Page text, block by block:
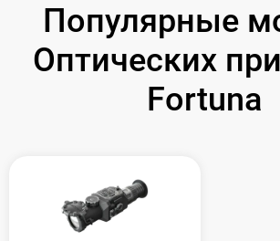
Популярные
Оптических
Fortuna